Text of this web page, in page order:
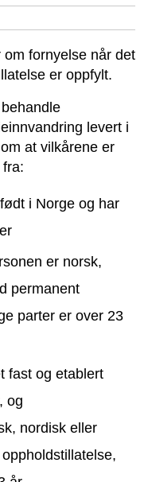
fornyelse når det
er oppfylt.
levert i
at vilkårene er
i Norge og har
er norsk,
permanent
parter er over 23
fast og etablert
og
nordisk eller